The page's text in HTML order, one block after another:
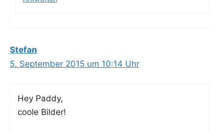
Stefan
5. September 2015 um 10:14 Uhr
Hey Pad­dy,
coo­le Bilder!